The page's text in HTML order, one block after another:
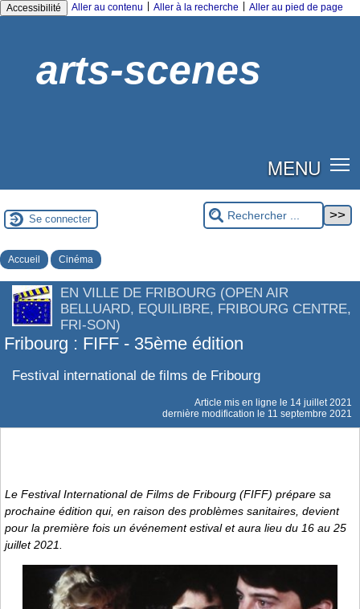
Accessibilité Aller au contenu Aller à la recherche Aller au pied de page
arts-scenes
MENU
Se connecter
Accueil Cinéma
EN VILLE DE FRIBOURG (OPEN AIR
BELLUARD, EQUILIBRE, FRIBOURG CENTRE,
FRI-SON)
Fribourg : FIFF - 35ème édition
Festival international de films de Fribourg
Article mis en ligne le 14 juillet 2021
dernière modification le 11 septembre 2021
Le Festival International de Films de Fribourg (FIFF) prépare sa
prochaine édition qui, en raison des problèmes sanitaires, devient
pour la première fois un événement estival et aura lieu du 16 au 25
juillet 2021.